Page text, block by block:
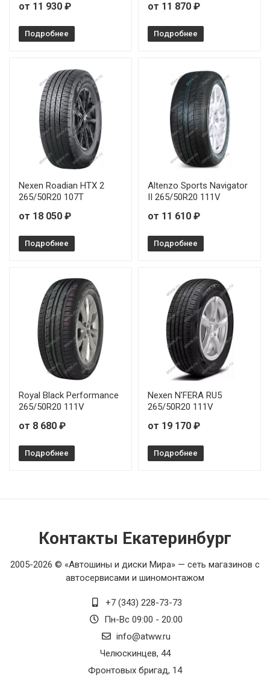
от 11 930 ₽
Подробнее
от 11 870 ₽
Подробнее
Nexen Roadian HTX 2
265/50R20 107T
от 18 050 ₽
Подробнее
Altenzo Sports Navigator
II 265/50R20 111V
от 11 610 ₽
Подробнее
Royal Black Performance
265/50R20 111V
от 8 680 ₽
Подробнее
Nexen N'FERA RU5
265/50R20 111V
от 19 170 ₽
Подробнее
Контакты Екатеринбург
2005-2026 © «Автошины и диски Мира» — сеть магазинов с
автосервисами и шиномонтажом
+7 (343) 228-73-73
Пн-Вс 09:00 - 20:00
info@atww.ru
Челюскинцев, 44
Фронтовых бригад, 14